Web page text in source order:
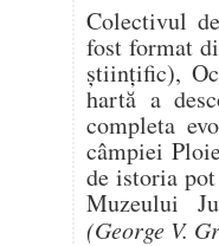
Colectivul
fost format
științific),
hartă a
completa
câmpiei
de istoria
Muzeului
(George V.